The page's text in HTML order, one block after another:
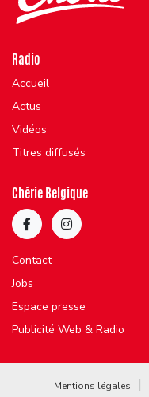
Radio
Accueil
Actus
Vidéos
Titres diffusés
Chérie Belgique
Contact
Jobs
Espace presse
Publicité Web & Radio
Mentions légales